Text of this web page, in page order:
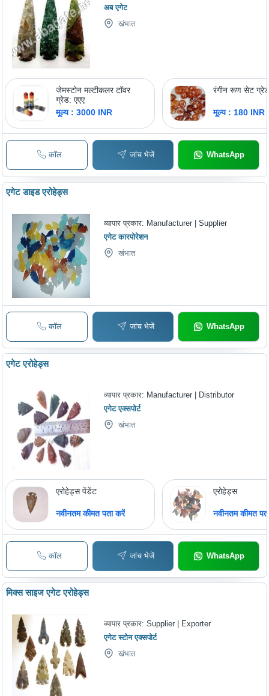
अब एगेट
खंभात
जेमस्टोन मल्टीकलर टॉवर
ग्रेड: एएए
मूल्य : 3000 INR
रंगीन रूण सेट
मूल्य : 180 INR
कॉल जांच भेजें WhatsApp
एगेट डाइड एरोहेड्स
व्यापार प्रकार: Manufacturer | Supplier
एगेट कारपोरेशन
खंभात
कॉल जांच भेजें WhatsApp
एगेट एरोहेड्स
व्यापार प्रकार: Manufacturer | Distributor
एगेट एक्सपोर्ट
खंभात
एरोहेड्स पेंडेंट
नवीनतम कीमत पता करें
एरोहेड्स
नवीनतम कीमत
कॉल जांच भेजें WhatsApp
मिक्स साइज एगेट एरोहेड्स
व्यापार प्रकार:Supplier | Exporter
एगेट स्टोन एक्सपोर्ट
खंभात